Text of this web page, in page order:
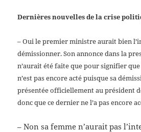
Dernières nouvelles de la crise
– Oui le premier ministre aurait bien
démissionner. Son annonce dans la
n’aurait été faite que pour signifier
n’est pas encore acté puisque sa
présentée officiellement au président
donc que ce dernier ne l’a pas encore
– Non sa femme n’aurait pas